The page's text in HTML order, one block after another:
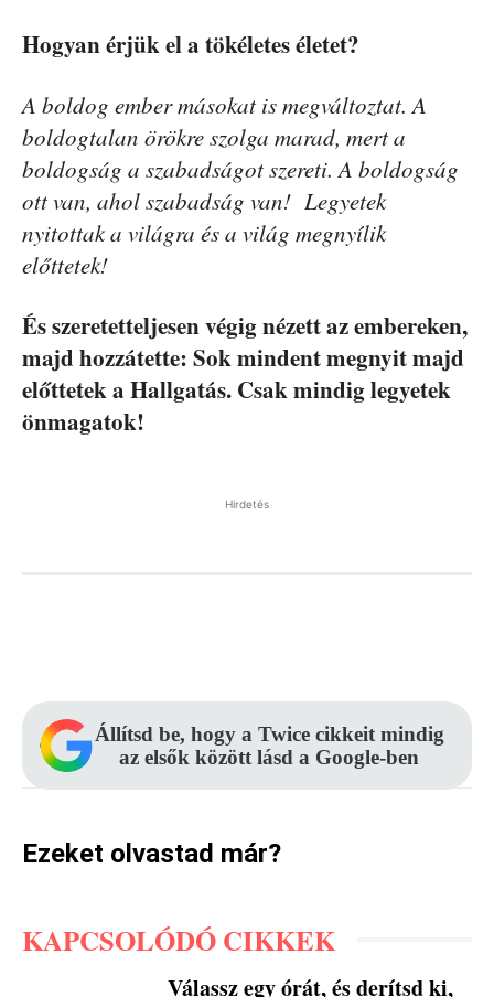
Hogyan érjük el a tökéletes életet?
A boldog ember másokat is megváltoztat. A
boldogtalan örökre szolga marad, mert a
boldogság a szabadságot szereti. A boldogság
ott van, ahol szabadság van! Legyetek
nyitottak a világra és a világ megnyílik
előttetek!
És szeretetteljesen végig nézett az embereken,
majd hozzátette: Sok mindent megnyit majd
előttetek a Hallgatás. Csak mindig legyetek
önmagatok!
Hirdetés
Állítsd be, hogy a Twice cikkeit mindig
az elsők között lásd a Google-ben
Ezeket olvastad már?
KAPCSOLÓDÓ CIKKEK
Válassz egy órát, és derítsd ki,